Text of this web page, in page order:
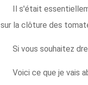
Il s'était
sur la clôture des
Si vous souhaitez
Voici ce que je vais